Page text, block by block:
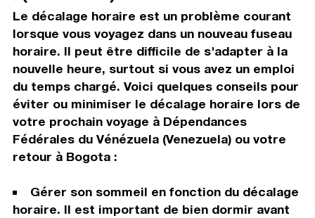
Le décalage horaire est un problème courant
lorsque vous voyagez dans un nouveau fuseau
horaire. Il peut être difficile de s'adapter à la
nouvelle heure, surtout si vous avez un emploi
du temps chargé. Voici quelques conseils pour
éviter ou minimiser le décalage horaire lors de
votre prochain voyage à Dépendances
Fédérales du Vénézuela (Venezuela) ou votre
retour à Bogota :
Gérer son sommeil en fonction du décalage
horaire. Il est important de bien dormir avant